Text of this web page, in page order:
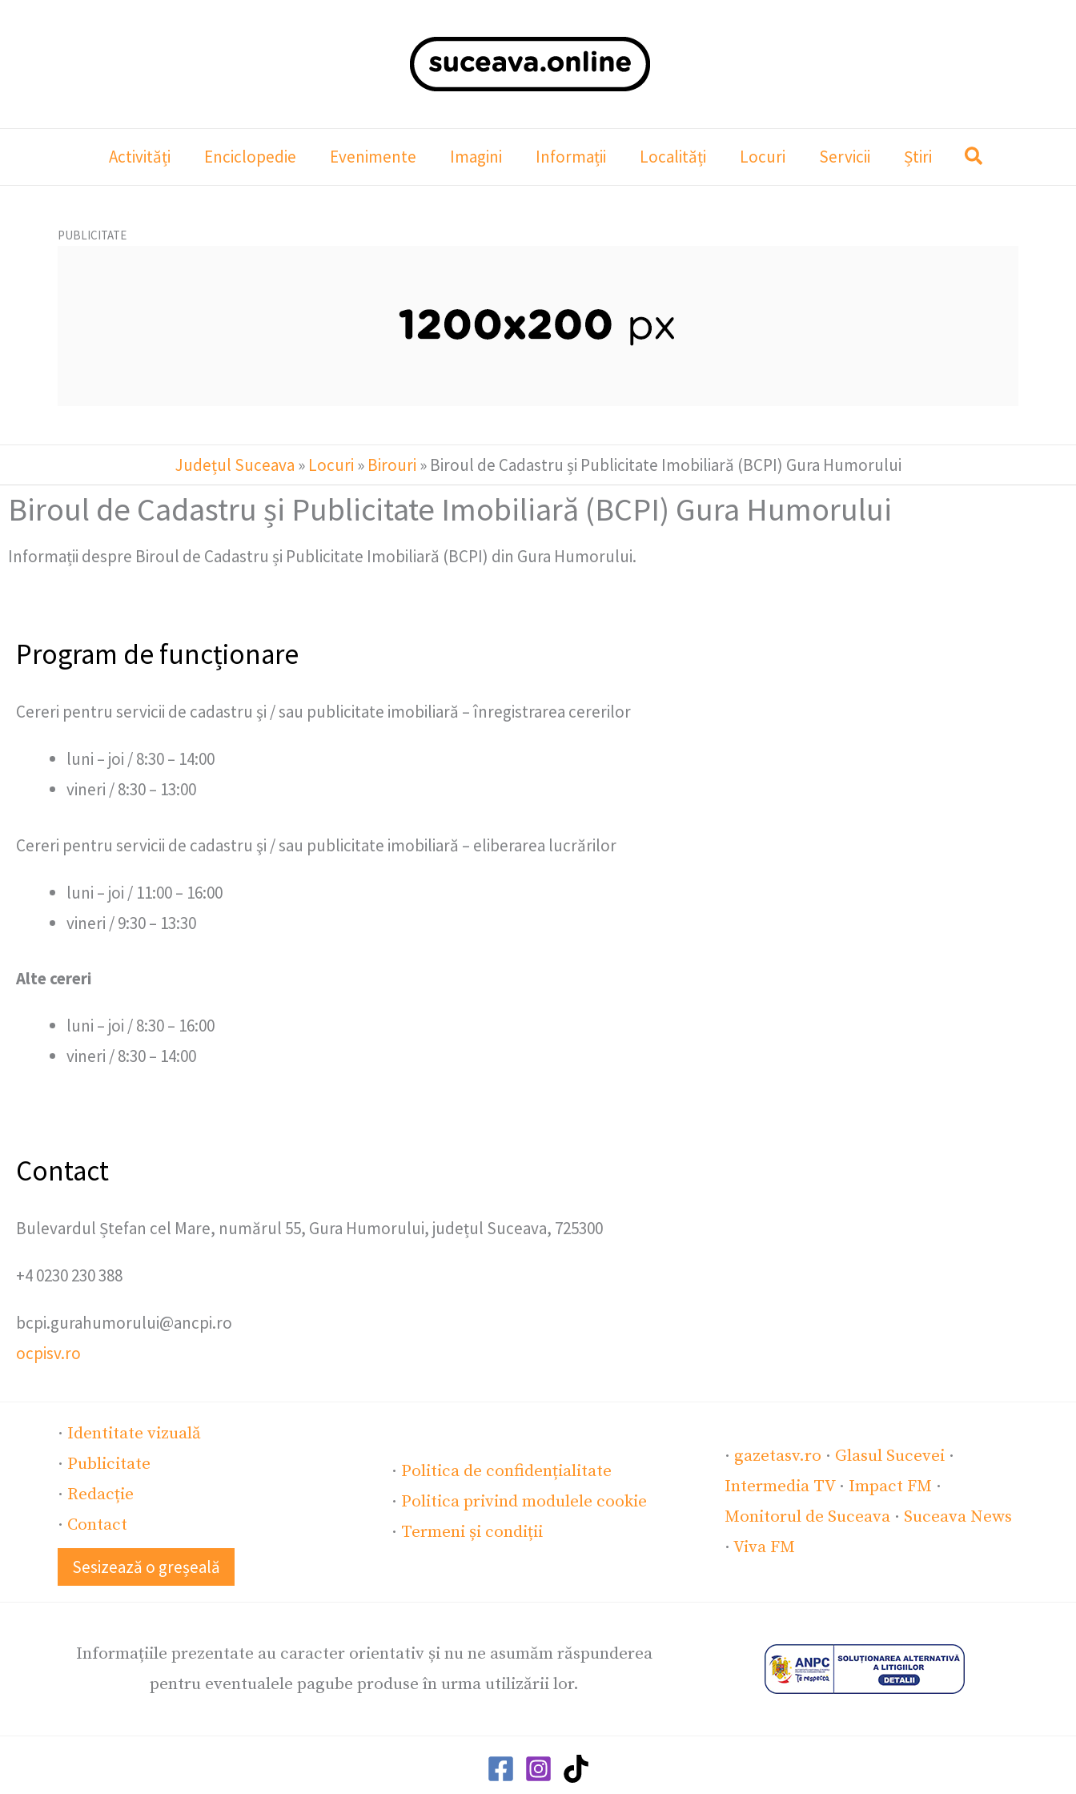
Activități Enciclopedie Evenimente Imagini Informații Localități Locuri Servicii Știri
PUBLICITATE
Județul Suceava » Locuri » Birouri » Biroul de Cadastru și Publicitate Imobiliară (BCPI) Gura Humorului
Biroul de Cadastru și Publicitate Imobiliară (BCPI) Gura Humorului
Informații despre Biroul de Cadastru și Publicitate Imobiliară (BCPI) din Gura Humorului.
Program de funcționare
Cereri pentru servicii de cadastru şi / sau publicitate imobiliară – înregistrarea cererilor
luni – joi / 8:30 – 14:00
vineri / 8:30 – 13:00
Cereri pentru servicii de cadastru şi / sau publicitate imobiliară – eliberarea lucrărilor
luni – joi / 11:00 – 16:00
vineri / 9:30 – 13:30
Alte cereri
luni – joi / 8:30 – 16:00
vineri / 8:30 – 14:00
Contact
Bulevardul Ștefan cel Mare, numărul 55, Gura Humorului, județul Suceava, 725300
+4 0230 230 388
bcpi.gurahumorului@ancpi.ro
ocpisv.ro
· Identitate vizuală
· Publicitate
· Redacție
· Contact
Sesizează o greșeală
· Politica de confidențialitate
· Politica privind modulele cookie
· Termeni și condiții
· gazetasv.ro · Glasul Sucevei ·
Intermedia TV· Impact FM ·
Monitorul de Suceava · Suceava News
·Viva FM
Informațiile prezentate au caracter orientativ și nu ne asumăm răspunderea
pentru eventualele pagube produse în urma utilizării lor.